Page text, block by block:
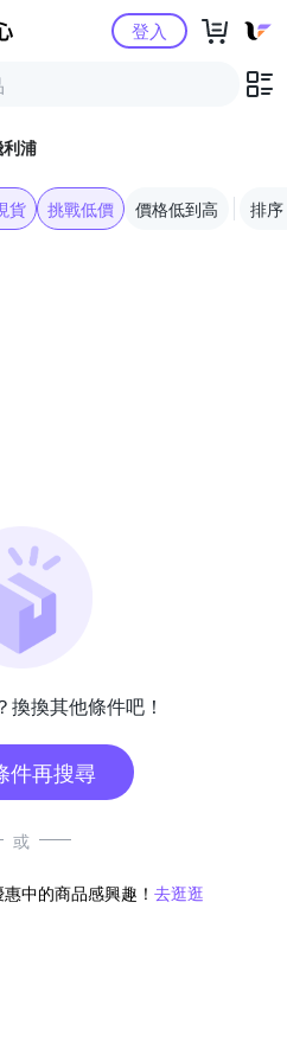
Yahoo購物中心登入
浦
貨 挑戰低價 價格低到高 排序
換換其他條件吧！
件再搜尋
或
中的商品感興趣！ 去逛逛